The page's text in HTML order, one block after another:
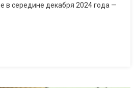
в середине декабря 2024 года —